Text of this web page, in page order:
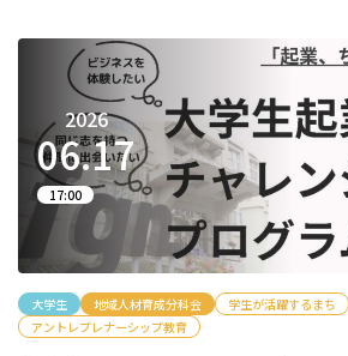
2026
06.17
17:00
大学生 地域人材育成分科会
学生が活躍するまち
アントレプレナーシップ教育